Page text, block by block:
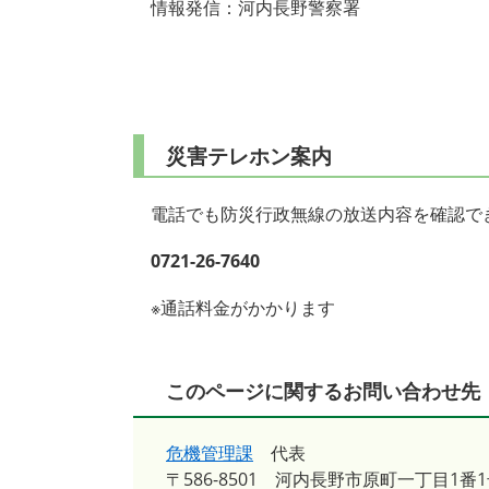
情報発信：河内長野警察署
災害テレホン案内
電話でも防災行政無線の放送内容を確認で
0721-26-7640
※通話料金がかかります
このページに関するお問い合わせ先
危機管理課
代表
〒586-8501
河内長野市原町一丁目1番